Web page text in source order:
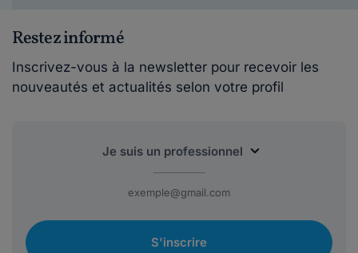
Restez informé
Inscrivez-vous à la newsletter pour recevoir les
nouveautés et actualités selon votre profil
S'inscrire